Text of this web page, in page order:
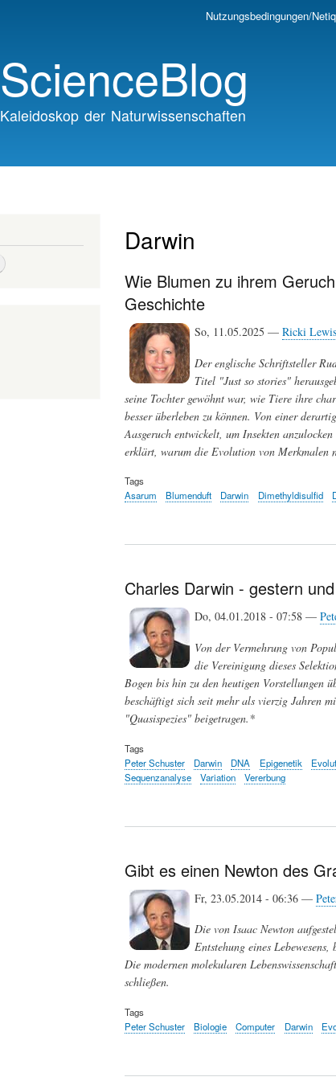
Nutzungsbedingungen/
ScienceBlog
Kaleidoskop der Naturwissenschaften
Darwin
Wie Blumen zu ihrem
Geschichte
So, 11.05.2025 — Ricki Lewis
Der englische Schriftsteller
Titel "Just so stories"
seine Tochter gewöhnt war, wie Tiere ihre
besser überleben zu können. Von einer
Aasgeruch entwickelt, um Insekten
erklärt, warum die Evolution von Merkmalen
Tags
Asarum
Blumenduft Darwin Dimethyldisulfid
Charles Darwin - gestern
Do, 04.01.2018 - 07:58 —
Von der Vermehrung von
die Vereinigung dieses
Bogen bis hin zu den heutigen Vorstellungen
beschäftigt sich seit mehr als vierzig Jahren
"Quasispezies" beigetragen.*
Tags
Peter Schuster
Darwin DNA Epigenetik
Sequenzanalyse
Variation Vererbung
Gibt es einen Newton des
Fr, 23.05.2014 - 06:36 —
Die von Isaac Newton
Entstehung eines
Die modernen molekularen
schließen.
Tags
Peter Schuster
Biologie Computer Darwin